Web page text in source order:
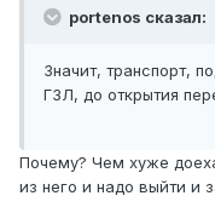
portenos сказал:
Значит, транспорт,
ГЗЛ, до открытия
Почему? Чем хуже
из него и надо выйти и